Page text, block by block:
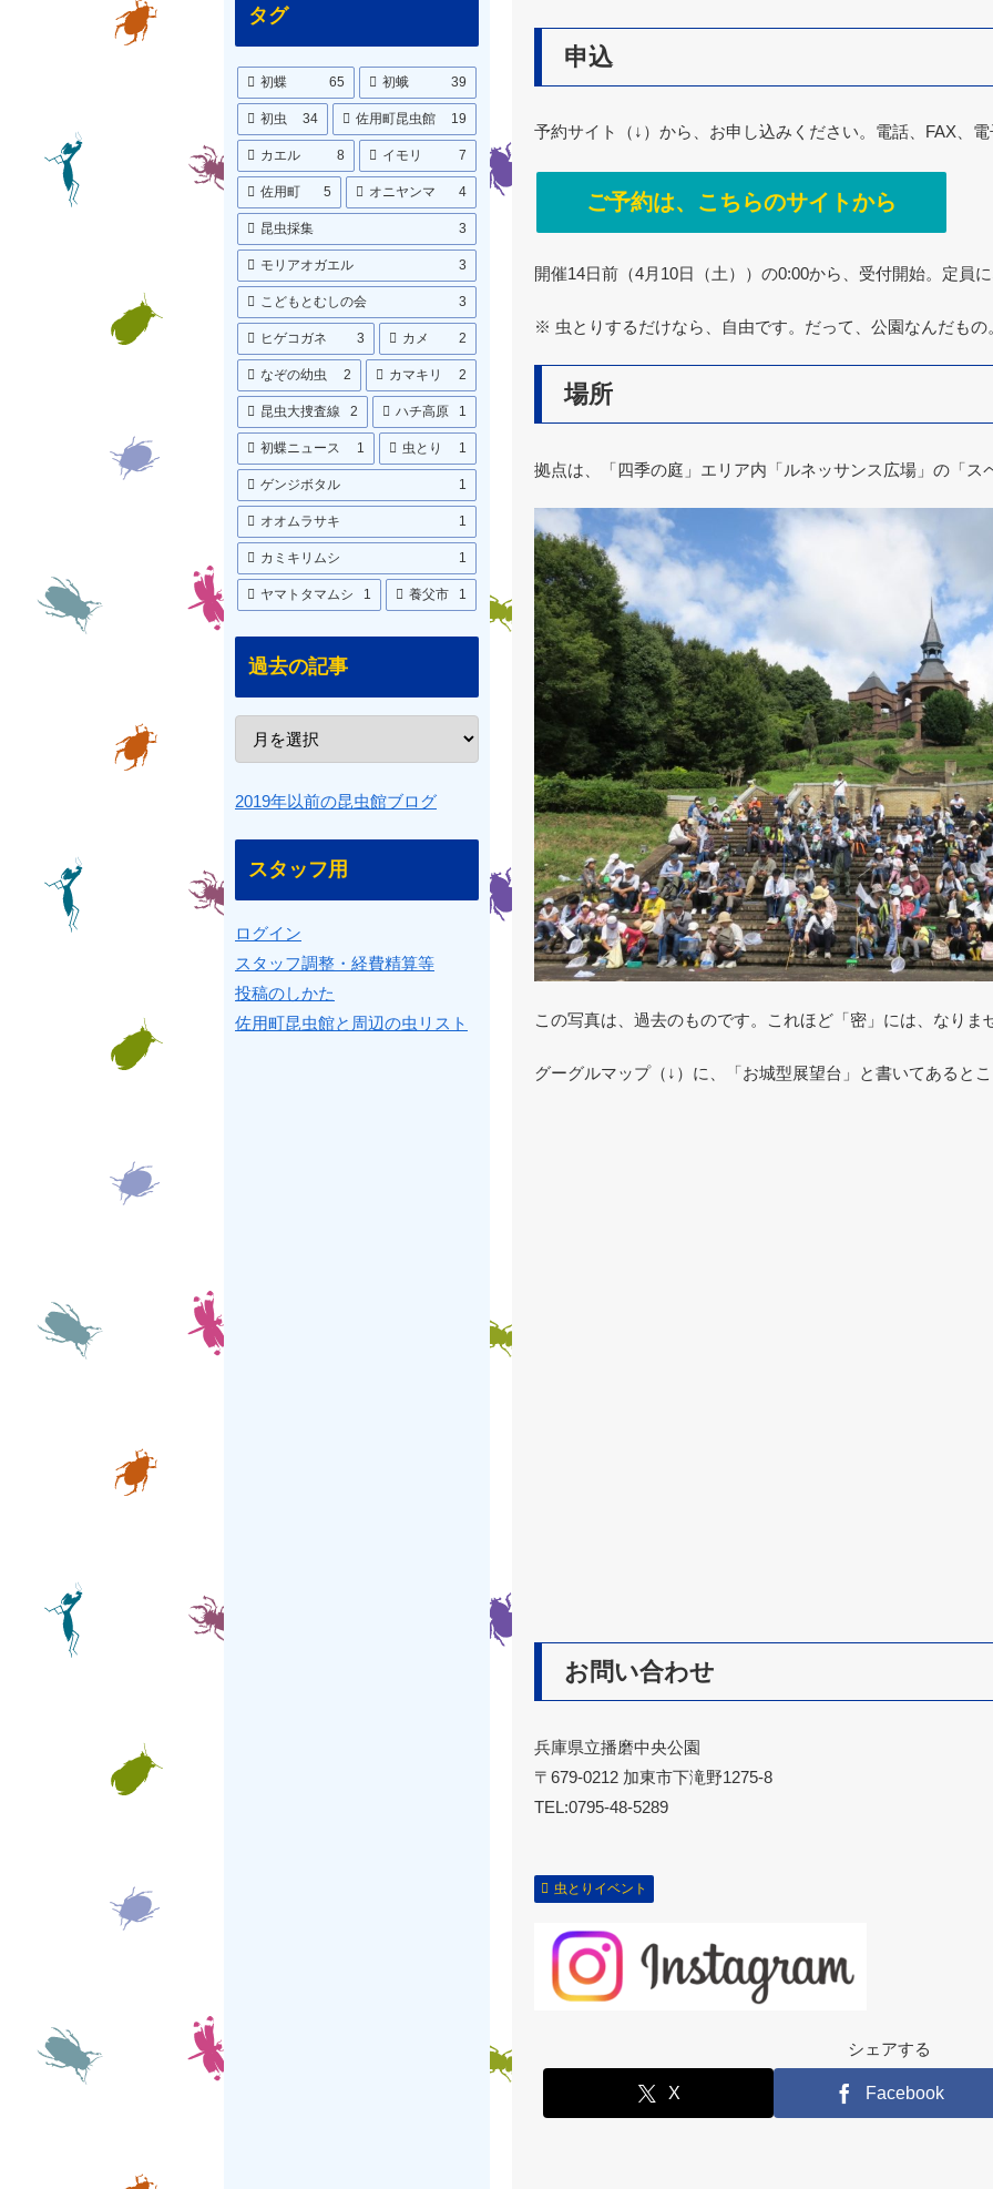
申込
予約サイト（↓）から、お申し込みください。電話、FAX、
ご予約は、こちらのサイトから
開催14日前（4月10日（土））の0:00から、受付開始。定員
※ 虫とりするだけなら、自由です。だって、公園なんだもの
場所
拠点は、「四季の庭」エリア内「ルネッサンス広場」の「ス
この写真は、過去のものです。これほど「密」には、なりま
グーグルマップ（↓）に、「お城型展望台」と書いてあると
お問い合わせ
兵庫県立播磨中央公園
〒679-0212 加東市下滝野1275-8
TEL:0795-48-5289
虫とりイベント
シェアする
X Facebook
タグ
初蝶 65 初蛾 39
初虫 34 佐用町昆虫館 19
カエル 8 イモリ 7
佐用町 5 オニヤンマ 4
昆虫採集 3
モリアオガエル 3
こどもとむしの会 3
ヒゲコガネ 3 カメ 2
なぞの幼虫 2 カマキリ 2
昆虫大捜査線 2 ハチ高原 1
初蝶ニュース 1 虫とり 1
ゲンジボタル 1
オオムラサキ 1
カミキリムシ 1
ヤマトタマムシ 1 養父市 1
過去の記事
2019年以前の昆虫館ブログ
スタッフ用
ログイン
スタッフ調整・経費精算等
投稿のしかた
佐用町昆虫館と周辺の虫リスト